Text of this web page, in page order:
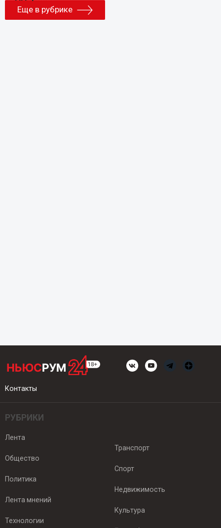
Еще в рубрике
Контакты
РУБРИКИ
Лента
Общество
Политика
Лента мнений
Технологии
Транспорт
Спорт
Недвижимость
Культура